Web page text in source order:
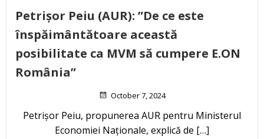
Petrișor Peiu (AUR): ”De ce este
înspăimântătoare această
posibilitate ca MVM să cumpere E.ON
România”
October 7, 2024
Petrișor Peiu, propunerea AUR pentru Ministerul
Economiei Naționale, explică de […]